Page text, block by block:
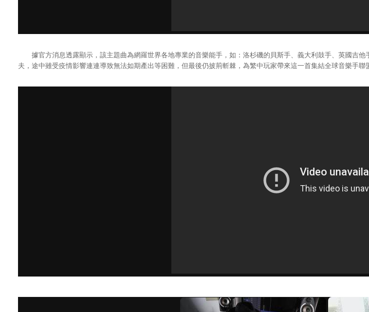
據官方消息透露顯示，該主題曲為網羅世界各地專業的音樂能手，如：洛杉磯的貝斯手、義大利鼓手、英國吉
夫，途中雖受疫情影響連連導致無法如期產出等困難，但最後仍披荊斬棘，為繁中玩家帶來這一首集結全球音樂手聯